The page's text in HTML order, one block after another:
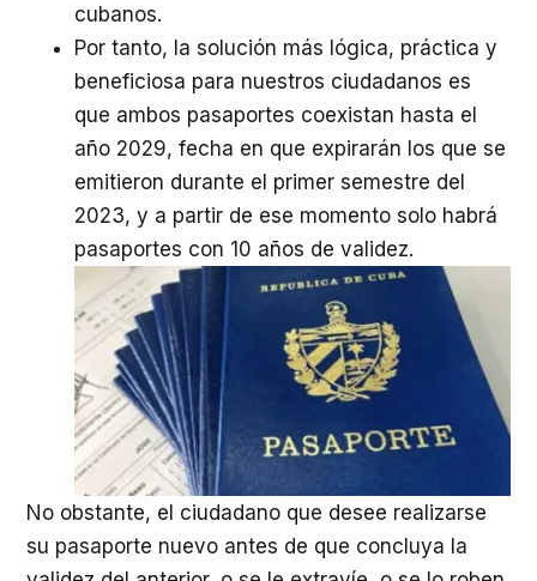
cubanos.
Por tanto, la solución más lógica, práctica y
beneficiosa para nuestros ciudadanos es
que ambos pasaportes coexistan hasta el
año 2029, fecha en que expirarán los que se
emitieron durante el primer semestre del
2023, y a partir de ese momento solo habrá
pasaportes con 10 años de validez.
No obstante, el ciudadano que desee realizarse
su pasaporte nuevo antes de que concluya la